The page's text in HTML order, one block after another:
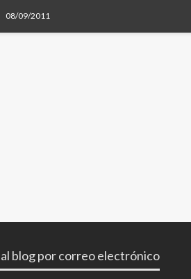
08/09/2011
blog por correo electrónico